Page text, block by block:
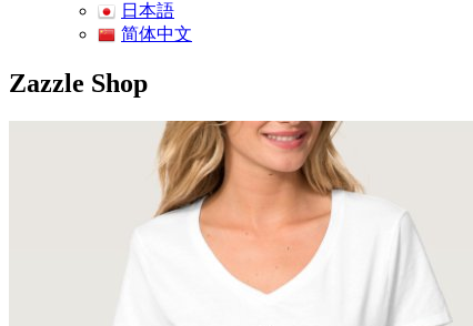
日本語
简体中文
Zazzle Shop